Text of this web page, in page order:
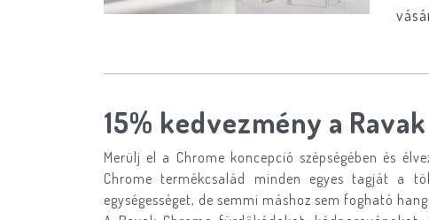
15% kedvezmény a
Merülj el a Chrome koncepció szépségében és
Chrome termékcsalád minden egyes tagját a
egységességet, de semmi máshoz sem fogható